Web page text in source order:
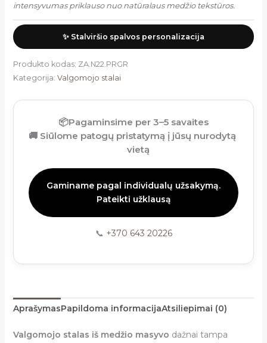
intensyvumas priklauso nuo natūralaus medžio tekstūros.
✨ Stalviršio spalvos personalizacija
Produkto kodas: ZA.N22.PRGR
Kategorija: Valgomojo stalai
📦Pagaminsime per 3–5 savaites
🚚 Siūlome patogų pristatymą į jūsų nurodytą
vietą
Gaminame pagal individualų užsakymą.
Pateikti užklausą
📞 +370 643 20226
AprašymasPapildoma informacijaAtsiliepimai (0)
Valgomojo stalas iš medžio masyvo dažnai tampa